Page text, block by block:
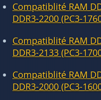
Compatiblité RAM
DDR3-2200 (PC3-
Compatiblité RAM
DDR3-2133 (PC3-
Compatiblité RAM
DDR3-2000 (PC3-